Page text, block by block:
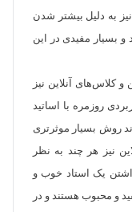
به دلیل بیشتر شدن
و بسیار مفیدی در این
و کلاس‌های آنلاین نیز
روزمره با اساتید
روش‌ بسیار موثرتری
نیز هر چند به نظر
یک استاد خوب و
و محبوب هستند و در